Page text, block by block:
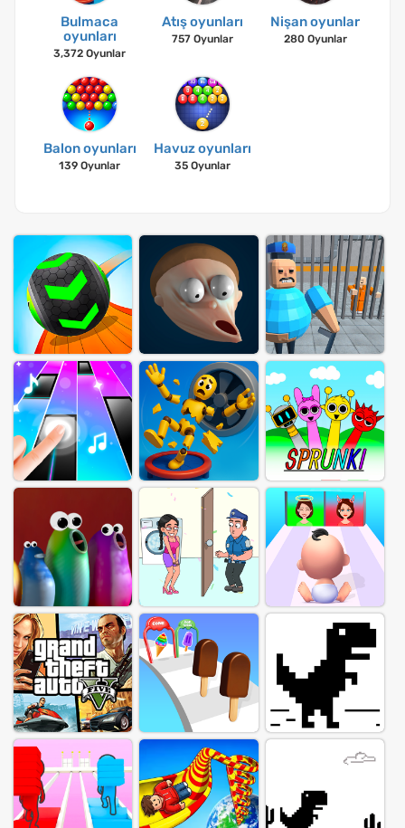
Bulmaca
oyunları
3,372 Oyunlar
Atış oyunları
757 Oyunlar
Nişan oyunlar
280 Oyunlar
Balon oyunları
139 Oyunlar
Havuz oyunları
35 Oyunlar